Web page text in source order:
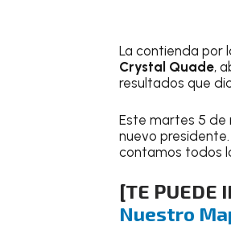
La contienda por
Crystal Quade,
resultados que
Este martes 5 de
nuevo
contamos todos
[TE PUEDE
Nuestro